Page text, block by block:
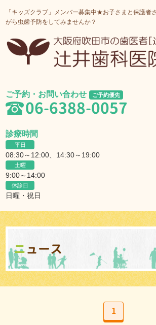
「キッズクラブ」メンバー募集中★お子さまと保護者
がら虫歯予防をしてみませんか？
ご予約・お問い合わせ ご予約優先
06-6388-0057
診療時間
平日
08:30～12:00、14:30～19:00
土曜
9:00～14:00
休診日
日曜・祝日
ニュース
1